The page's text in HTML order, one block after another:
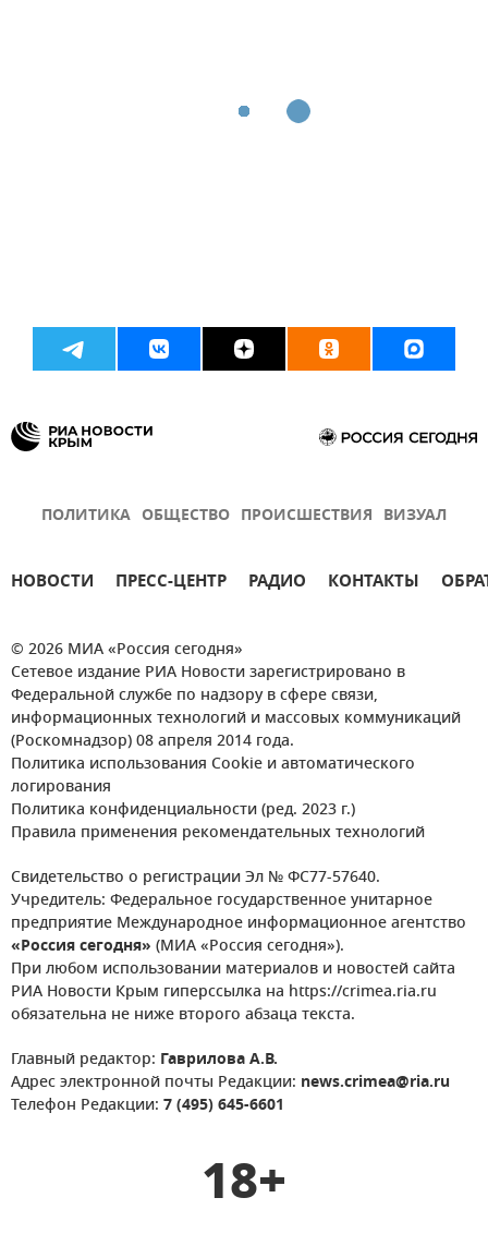
ПОЛИТИКА ОБЩЕСТВО ПРОИСШЕСТВИЯ ВИЗУАЛ
НОВОСТИ ПРЕСС-ЦЕНТР РАДИО КОНТАКТЫ
© 2026 МИА «Россия сегодня»
Сетевое издание РИА Новости зарегистрировано в
Федеральной службе по надзору в сфере связи,
информационных технологий и массовых коммуникаций
(Роскомнадзор) 08 апреля 2014 года.
Политика использования Cookie и автоматического
логирования
Политика конфиденциальности (ред. 2023 г.)
Правила применения рекомендательных технологий
Свидетельство о регистрации Эл № ФС77-57640.
Учредитель: Федеральное государственное унитарное
предприятие Международное информационное агентство
«Россия сегодня» (МИА «Россия сегодня»).
При любом использовании материалов и новостей сайта
РИА Новости Крым гиперссылка на https://crimea.ria.ru
обязательна не ниже второго абзаца текста.
Главный редактор: Гаврилова А.В.
Адрес электронной почты Редакции: news.crimea@ria.ru
Телефон Редакции: 7 (495) 645-6601
18+